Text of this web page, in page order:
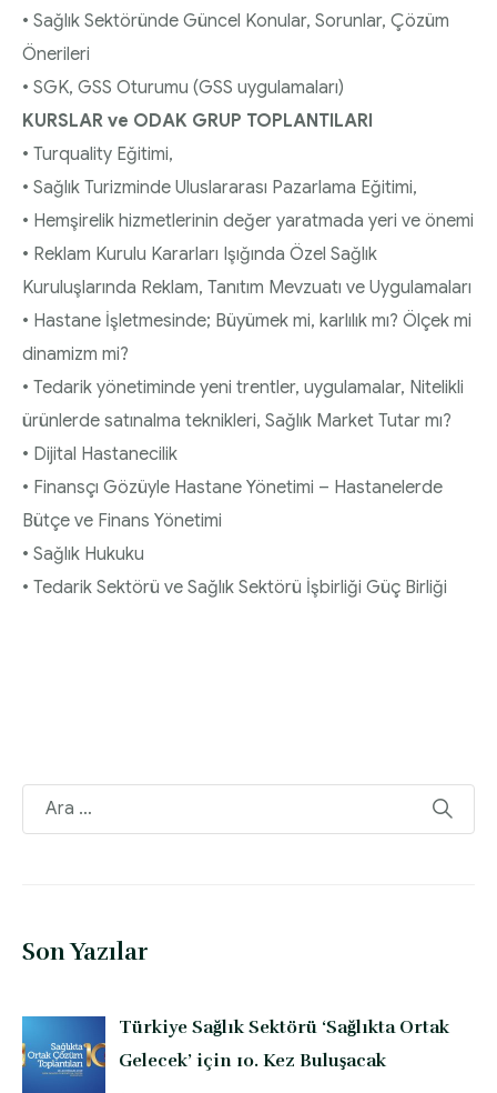
• Sağlık Sektöründe Güncel Konular, Sorunlar, Çözüm
Önerileri
• SGK, GSS Oturumu (GSS uygulamaları)
KURSLAR ve ODAK GRUP TOPLANTILARI
• Turquality Eğitimi,
• Sağlık Turizminde Uluslararası Pazarlama Eğitimi,
• Hemşirelik hizmetlerinin değer yaratmada yeri ve önemi
• Reklam Kurulu Kararları Işığında Özel Sağlık
Kuruluşlarında Reklam, Tanıtım Mevzuatı ve Uygulamaları
• Hastane İşletmesinde; Büyümek mi, karlılık mı? Ölçek mi
dinamizm mi?
• Tedarik yönetiminde yeni trentler, uygulamalar, Nitelikli
ürünlerde satınalma teknikleri, Sağlık Market Tutar mı?
• Dijital Hastanecilik
• Finansçı Gözüyle Hastane Yönetimi – Hastanelerde
Bütçe ve Finans Yönetimi
• Sağlık Hukuku
• Tedarik Sektörü ve Sağlık Sektörü İşbirliği Güç Birliği
Son Yazılar
Türkiye Sağlık Sektörü ‘Sağlıkta Ortak
Gelecek’ için 10. Kez Buluşacak